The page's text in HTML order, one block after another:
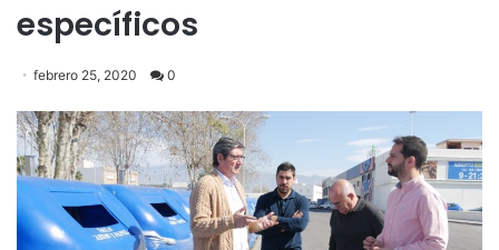
específicos
febrero 25, 2020 0